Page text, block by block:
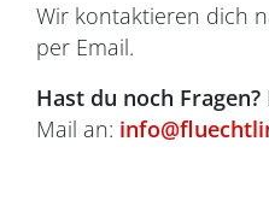
Wir kontaktieren dich
per Email.
Hast du noch Fragen?
Mail an: